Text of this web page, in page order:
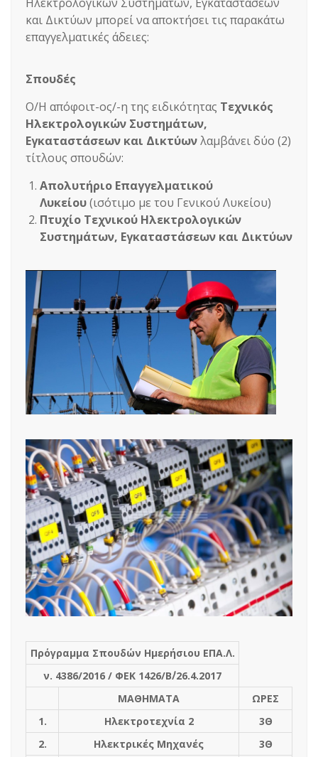
και Δικτύων μπορεί να αποκτήσει τις παρακάτω
επαγγελματικές άδειες:
Σπουδές
Ο/Η απόφοιτ-ος/-η της ειδικότητας Τεχνικός
Ηλεκτρολογικών Συστημάτων,
Εγκαταστάσεων και Δικτύωνλαμβάνει δύο (2)
τίτλους σπουδών:
Απολυτήριο Επαγγελματικού
Λυκείου(ισότιμο με του Γενικού Λυκείου)
Πτυχίο Τεχνικού Ηλεκτρολογικών
Συστημάτων, Εγκαταστάσεων και Δικτύων
Πρόγραμμα Σπουδών Ημερήσιου ΕΠΑ.Λ.
ν. 4386/2016 / ΦΕΚ 1426/Β΄/26.4.2017
ΜΑΘΗΜΑΤΑ
ΩΡΕΣ
1.
Ηλεκτροτεχνία 2
3Θ
2.
Ηλεκτρικές Μηχανές 3Θ